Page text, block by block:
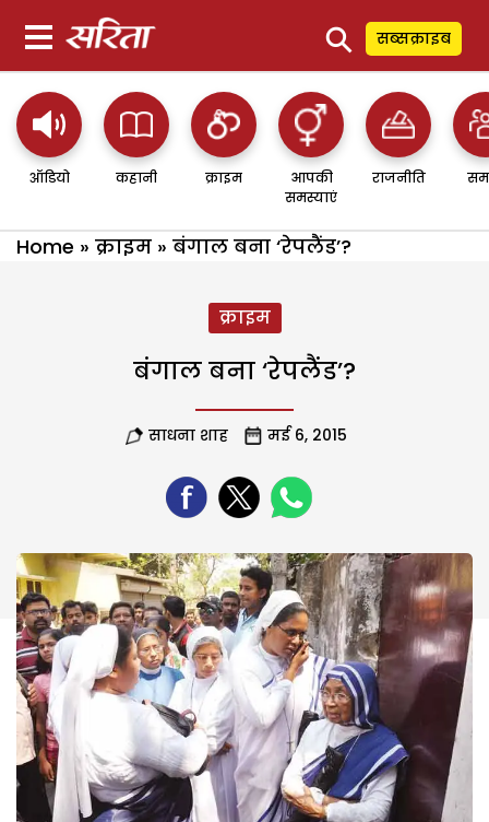
⚲ सब्सक्राइब
ऑडियो कहानी क्राइम
आपकी
समस्याएं
राजनीति
Home » क्राइम » बंगाल बना ‘रेपलैंड’?
क्राइम
बंगाल बना ‘रेपलैंड’?
साधना शाह मई 6, 2015